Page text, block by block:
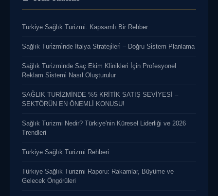
Türkiye Sağlık Turizmi: Kapsamlı Bir Rehber
Sağlık Turi̇zmi̇nde İtalya Strateji̇leri̇ – Doğru Si̇stem Planlama
Sağlık Turi̇zmi̇nde Saç Eki̇m Kli̇ni̇kleri̇ İçi̇n Profesyonel
Reklam Si̇stemi̇ Nasıl Oluşturulur
SAĞLIK TURİZMİNDE %5 KRİTİK SATIŞ SEVİYESİ –
SEKTÖRÜN EN ÖNEMLİ KONUSU!
Sağlık Turizmi Nedir? Türkiye'nin Küresel Liderliği ve 2026
Trendleri
Türkiye Sağlık Turizmi Rehberi
Türkiye Sağlık Turizmi Raporu: Rakamlar, Büyüme ve
Gelecek Öngörüleri